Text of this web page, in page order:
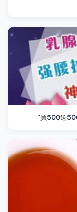
“買500送